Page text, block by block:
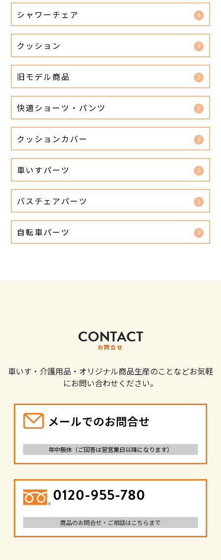
シャワーチェア
クッション
旧モデル商品
快適ショーツ・パンツ
クッションカバー
車いすパーツ
バスチェアパーツ
自転車パーツ
CONTACT
お問合せ
車いす・介護用品・オリジナル商品生産のことなどお気軽
にお問い合わせください。
メールでのお問合せ
年中無休（ご回答は翌営業日以降になります）
0120-955-780
商品のお問合せ・ご相談はこちらまで